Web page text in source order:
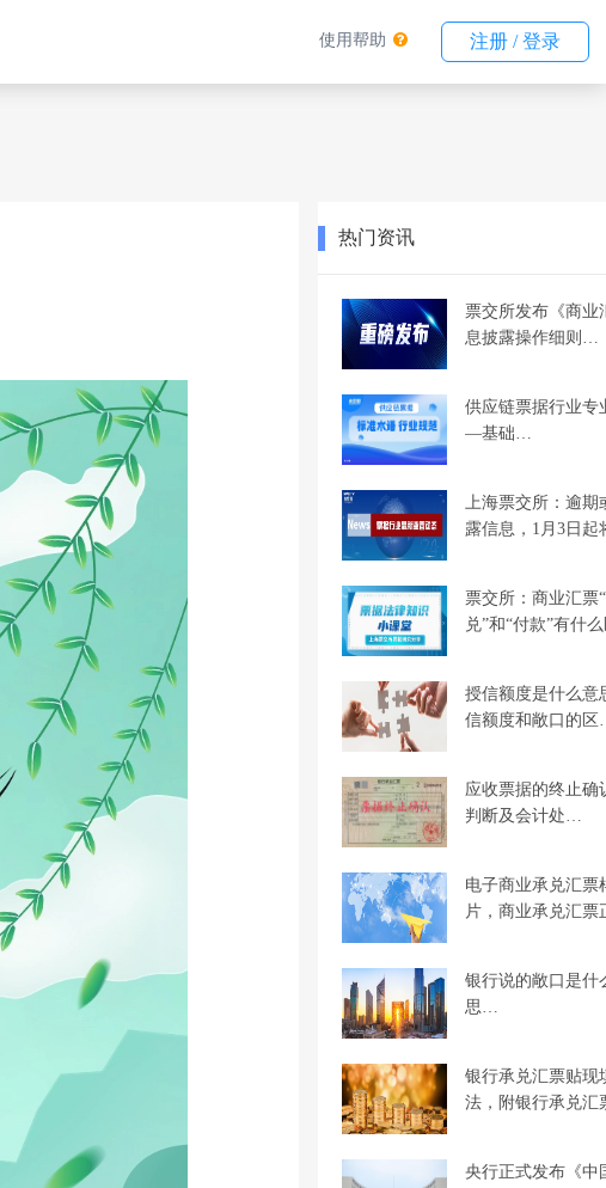
使用帮助 注册 / 登录
热门资讯
票交所发布《商业
息披露操作细则…
供应链票据行业专
—基础…
上海票交所：逾期
露信息，1月3日
票交所：商业汇票
兑”和“付款”有什
授信额度是什么意
信额度和敞口的
应收票据的终止确
判断及会计处…
电子商业承兑汇票
片，商业承兑汇
银行说的敞口是什
思…
银行承兑汇票贴现
法，附银行承兑
央行正式发布《中